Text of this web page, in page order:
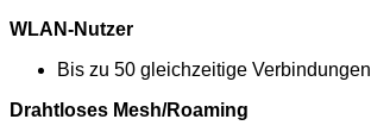
WLAN-Nutzer
Bis zu 50 gleichzeitige Verbindungen
Drahtloses Mesh/Roaming